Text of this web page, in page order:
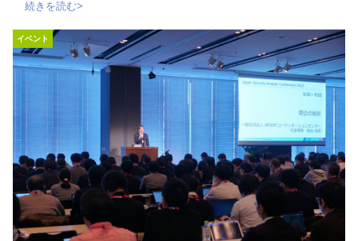
続きを読む>
イベント